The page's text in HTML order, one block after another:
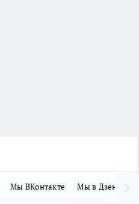
Мы ВКонтакте Мы в Дзене